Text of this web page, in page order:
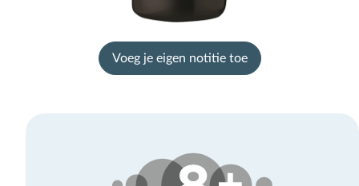
Voeg je eigen notitie toe